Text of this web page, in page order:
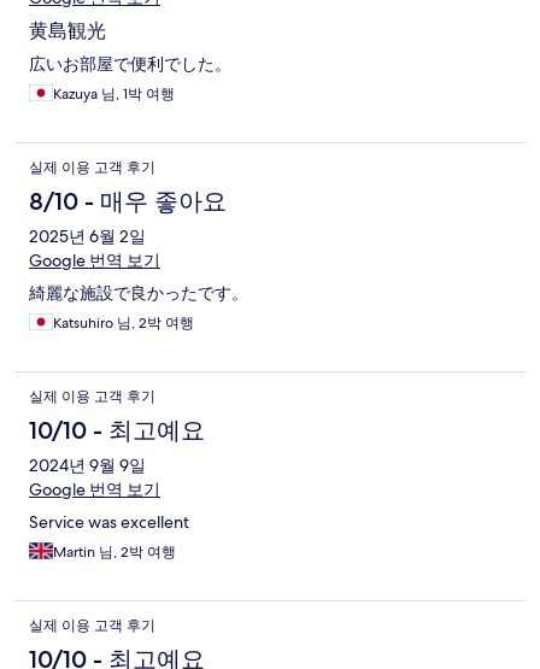
黄島観光
広いお部屋で便利でした。
Kazuya 님, 1박 여행
실제 이용 고객 후기
8/10 - 매우 좋아요
2025년 6월 2일
Google 번역 보기
綺麗な施設で良かったです。
Katsuhiro 님, 2박 여행
실제 이용 고객 후기
10/10 - 최고예요
2024년 9월 9일
Google 번역 보기
Service was excellent
Martin 님, 2박 여행
실제 이용 고객 후기
10/10 - 최고예요